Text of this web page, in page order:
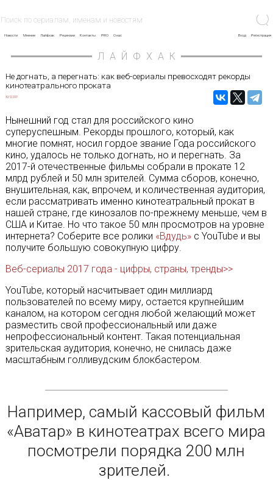
Новости Мнение Лайфхак Рецензии Контакты PRO О нас Вход Регистрация
ЛАЙФХАК
Не догнать, а перегнать: как веб-сериалы превосходят рекорды
кинотеатрального проката
30/12/2017
Нынешний год стал для российского кино
суперуспешным. Рекорды прошлого, который, как
многие помнят, носил гордое звание Года российского
кино, удалось не только догнать, но и перегнать. За
2017-й отечественные фильмы собрали в прокате 12
млрд рублей и 50 млн зрителей. Сумма сборов, конечно,
внушительная, как, впрочем, и количественная аудитория,
если рассматривать именно кинотеатральный прокат в
нашей стране, где кинозалов по-прежнему меньше, чем в
США и Китае. Но что такое 50 млн просмотров на уровне
интернета? Cоберите все ролики «Вдудь»с YouTube и вы
получите большую совокупную цифру.
Веб-сериалы 2017 года - цифры, страны, тренды>>
YouTube, который насчитывает один миллиард
пользователей по всему миру, остается крупнейшим
каналом, на котором сегодня любой желающий может
разместить свой профессиональный или даже
непрофессиональный контент. Такая потенциальная
зрительская аудитория, конечно, не снилась даже
масштабным голливудским блокбастером.
Например, самый кассовый фильм
«Аватар» в кинотеатрах всего мира
посмотрели порядка 200 млн
зрителей.